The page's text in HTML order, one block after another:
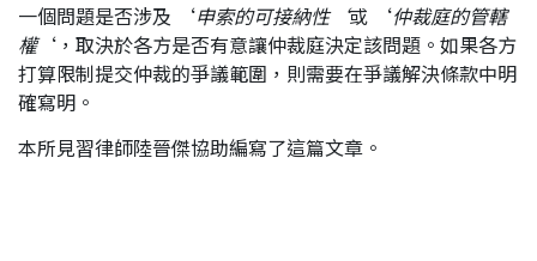
一個問題是否涉及 ‘申索的可接納性‘或 ‘仲裁庭的管轄
權‘，取決於各方是否有意讓仲裁庭決定該問題。如果各方
打算限制提交仲裁的爭議範圍，則需要在爭議解決條款中明
確寫明。
本所見習律師陸晉傑協助編寫了這篇文章。